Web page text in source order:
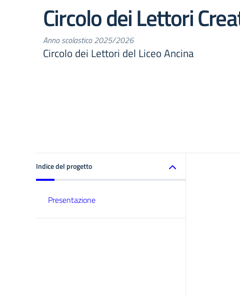
Circolo dei Lettori
Anno scolastico 2025/2026
Circolo dei Lettori del Liceo Ancina
Indice del progetto
Presentazione